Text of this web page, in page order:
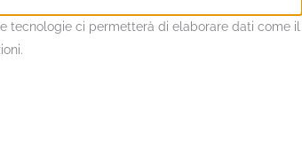
tecnologie ci permetterà di elaborare dati come il